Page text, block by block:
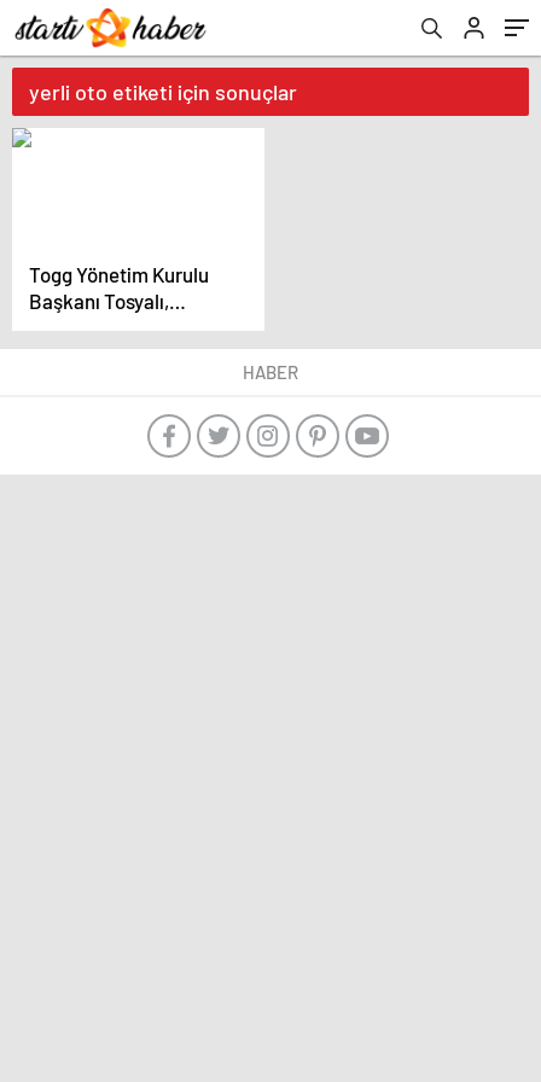
yerli oto etiketi için sonuçlar
Togg Yönetim Kurulu
Başkanı Tosyalı,
‘satılacak’ iddialarına
nokta koydu
HABER